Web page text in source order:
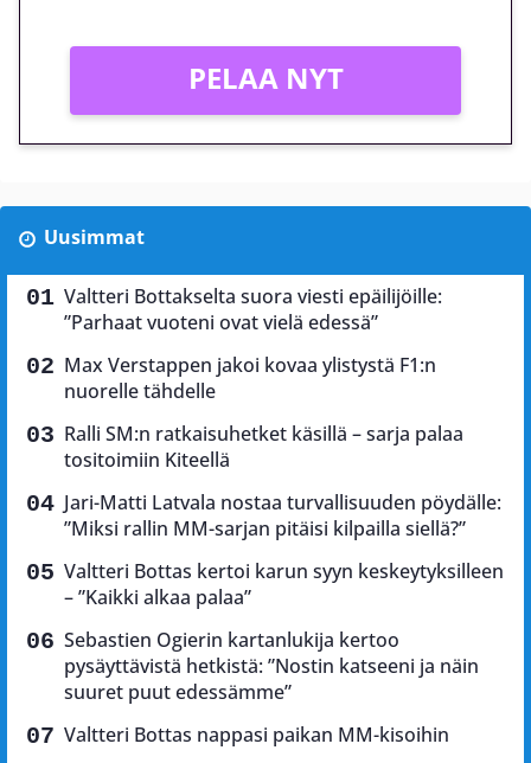
PELAA NYT
Uusimmat
Valtteri Bottakselta suora viesti epäilijöille:
”Parhaat vuoteni ovat vielä edessä”
Max Verstappen jakoi kovaa ylistystä F1:n
nuorelle tähdelle
Ralli SM:n ratkaisuhetket käsillä – sarja palaa
tositoimiin Kiteellä
Jari-Matti Latvala nostaa turvallisuuden pöydälle:
”Miksi rallin MM-sarjan pitäisi kilpailla siellä?”
Valtteri Bottas kertoi karun syyn keskeytyksilleen
– ”Kaikki alkaa palaa”
Sebastien Ogierin kartanlukija kertoo
pysäyttävistä hetkistä: ”Nostin katseeni ja näin
suuret puut edessämme”
Valtteri Bottas nappasi paikan MM-kisoihin